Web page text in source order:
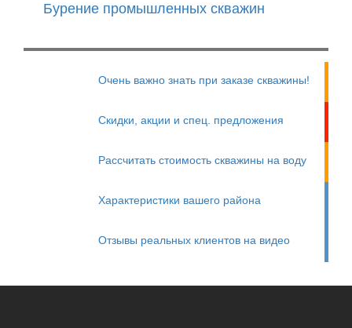
Бурение промышленных скважин
Очень важно знать при заказе скважины!
Скидки, акции и спец. предложения
Рассчитать стоимость скважины на воду
Характеристики вашего района
Отзывы реальных клиентов на видео